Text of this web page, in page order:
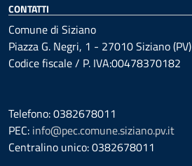
CONTATTI
Comune di Siziano
Piazza G. Negri, 1 - 27010 Siziano (PV)
Codice fiscale / P. IVA:00478370182
Telefono: 0382678011
PEC: info@pec.comune.siziano.pv.it
Centralino unico: 0382678011